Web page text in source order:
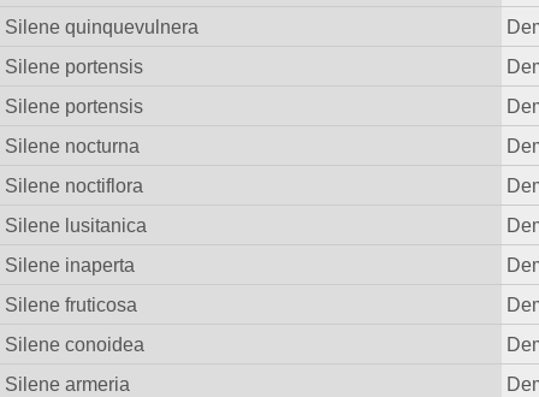
Silene quinquevulnera
Silene portensis
Silene portensis
Silene nocturna
Silene noctiflora
Silene lusitanica
Silene inaperta
Silene fruticosa
Silene conoidea
Silene armeria